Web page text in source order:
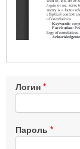
Логин
Пароль